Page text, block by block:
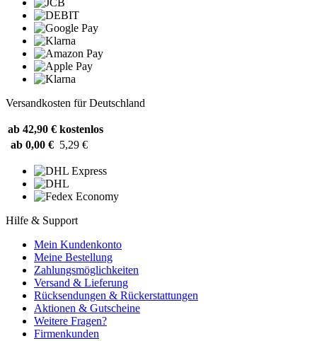
Versandkosten für Deutschland
ab 42,90 € kostenlos
ab 0,00 € 5,29 €
Hilfe & Support
Mein Kundenkonto
Meine Bestellung
Zahlungsmöglichkeiten
Versand & Lieferung
Rücksendungen & Rückerstattungen
Aktionen & Gutscheine
Weitere Fragen?
Firmenkunden